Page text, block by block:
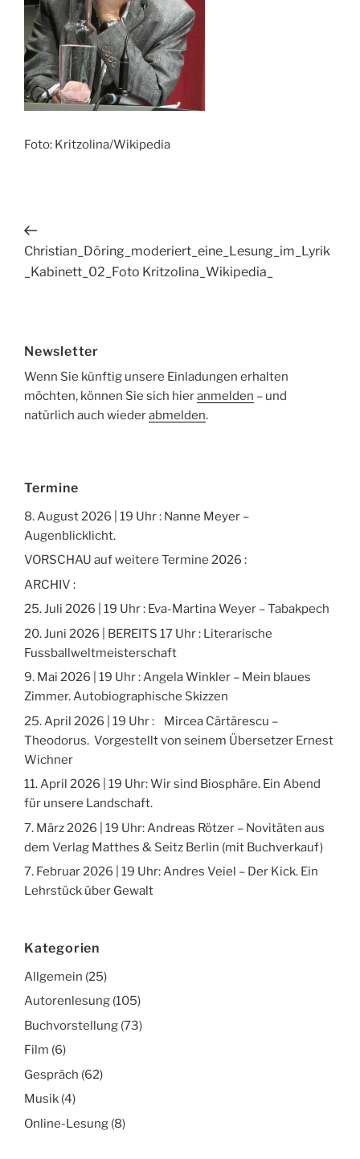
Foto: Kritzolina/Wikipedia
Beitragsnavigation
Vorheriger
Beitrag
Christian_Döring_moderiert_eine_Lesung_im_Lyrik
_Kabinett_02_Foto Kritzolina_Wikipedia_
Newsletter
Wenn Sie künftig unsere Einladungen erhalten
möchten, können Sie sich hieranmelden – und
natürlich auch wiederabmelden.
Termine
8. August 2026 | 19 Uhr : Nanne Meyer –
Augenblicklicht.
VORSCHAU auf weitere Termine 2026 :
ARCHIV :
25. Juli 2026 | 19 Uhr : Eva-Martina Weyer – Tabakpech
20. Juni 2026 | BEREITS 17 Uhr : Literarische
Fussballweltmeisterschaft
9. Mai 2026 | 19 Uhr : Angela Winkler – Mein blaues
Zimmer. Autobiographische Skizzen
25. April 2026 | 19 Uhr : Mircea Cărtărescu –
Theodorus. Vorgestellt von seinem Übersetzer Ernest
Wichner
11. April 2026 | 19 Uhr: Wir sind Biosphäre. Ein Abend
für unsere Landschaft.
7. März 2026 | 19 Uhr: Andreas Rötzer – Novitäten aus
dem Verlag Matthes & Seitz Berlin (mit Buchverkauf)
7. Februar 2026 | 19 Uhr: Andres Veiel – Der Kick. Ein
Lehrstück über Gewalt
Kategorien
Allgemein (25)
Autorenlesung (105)
Buchvorstellung (73)
Film (6)
Gespräch (62)
Musik (4)
Online-Lesung (8)